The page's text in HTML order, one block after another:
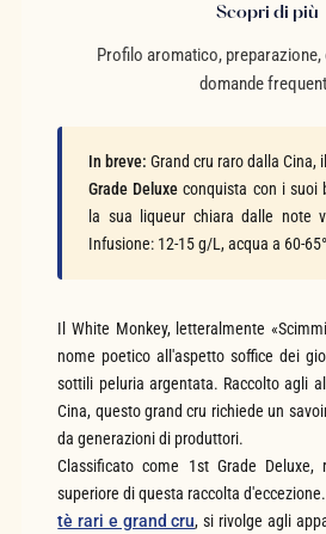
Scopri di più
Profilo aromatico,
domande
In breve: Grand cru raro dalla Cina,
Grade Deluxe conquista con i suoi
la sua liqueur chiara dalle note
Infusione: 12-15 g/L, acqua a 60-
Il White Monkey, letteralmente
nome poetico all'aspetto soffice dei
sottili peluria argentata. Raccolto agli
Cina, questo grand cru richiede un
da generazioni di produttori.
Classificato come 1st Grade Deluxe,
superiore di questa raccolta
tè rari e grand cru, si rivolge agli